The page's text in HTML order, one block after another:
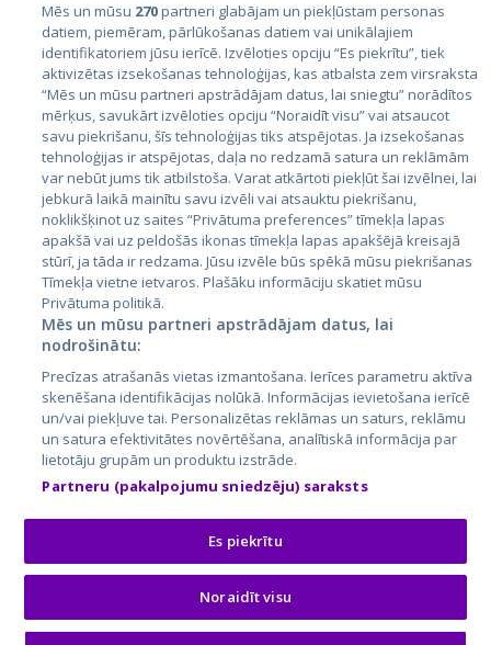
Страны
Эстония
Латвия
Литва
City24.lv
City24.ee
GetaPro.lv
GetaPro.ee
Skelbiu.lt
Autoplius.lt
Aruodas.lt
CVbankas.lt
Kainos.lt
Paslaugos.lt
auto24.ee
Osta.ee
KuldneBörs.ee
© 2026 GetaPro. Все права защищены.
Mēs un mūsu 270partneri glabājam un piekļūstam personas
datiem, piemēram, pārlūkošanas datiem vai unikālajiem
identifikatoriem jūsu ierīcē. Izvēloties opciju “Es piekrītu”, tiek
aktivizētas izsekošanas tehnoloģijas, kas atbalsta zem virsraksta
“Mēs un mūsu partneri apstrādājam datus, lai sniegtu” norādītos
mērķus, savukārt izvēloties opciju “Noraidīt visu” vai atsaucot
savu piekrišanu, šīs tehnoloģijas tiks atspējotas. Ja izsekošanas
tehnoloģijas ir atspējotas, daļa no redzamā satura un reklāmām
var nebūt jums tik atbilstoša. Varat atkārtoti piekļūt šai izvēlnei, lai
jebkurā laikā mainītu savu izvēli vai atsauktu piekrišanu,
noklikšķinot uz saites “Privātuma preferences” tīmekļa lapas
apakšā vai uz peldošās ikonas tīmekļa lapas apakšējā kreisajā
stūrī, ja tāda ir redzama. Jūsu izvēle būs spēkā mūsu piekrišanas
Tīmekļa vietne ietvaros. Plašāku informāciju skatiet mūsu
Privātuma politikā.
Mēs un mūsu partneri apstrādājam datus, lai
nodrošinātu:
Precīzas atrašanās vietas izmantošana. Ierīces parametru aktīva
skenēšana identifikācijas nolūkā. Informācijas ievietošana ierīcē
un/vai piekļuve tai. Personalizētas reklāmas un saturs, reklāmu
un satura efektivitātes novērtēšana, analītiskā informācija par
lietotāju grupām un produktu izstrāde.
Partneru (pakalpojumu sniedzēju) saraksts
Es piekrītu
Noraidīt visu